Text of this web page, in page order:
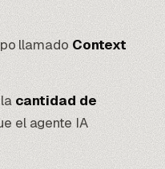
llamado Context
cantidad de
el agente IA